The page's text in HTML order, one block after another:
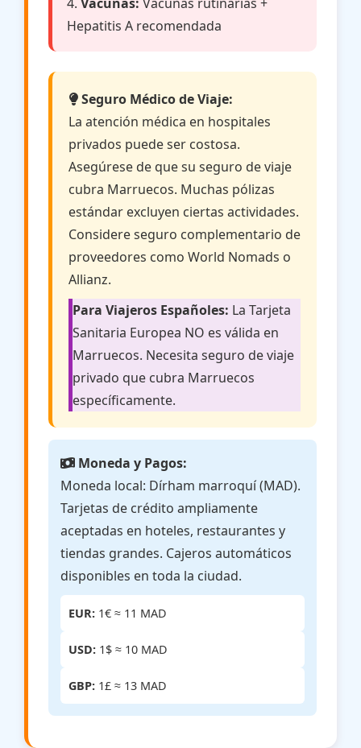
Hepatitis A recomendada
Seguro Médico de Viaje:
La atención médica en hospitales
privados puede ser costosa.
Asegúrese de que su seguro de viaje
cubra Marruecos. Muchas pólizas
estándar excluyen ciertas actividades.
Considere seguro complementario de
proveedores como World Nomads o
Allianz.
Para Viajeros Españoles: La Tarjeta
Sanitaria Europea NO es válida en
Marruecos. Necesita seguro de viaje
privado que cubra Marruecos
específicamente.
Moneda y Pagos:
Moneda local: Dírham marroquí (MAD).
Tarjetas de crédito ampliamente
aceptadas en hoteles, restaurantes y
tiendas grandes. Cajeros automáticos
disponibles en toda la ciudad.
EUR: 1€ ≈ 11 MAD
USD: 1$ ≈ 10 MAD
GBP: 1£ ≈ 13 MAD